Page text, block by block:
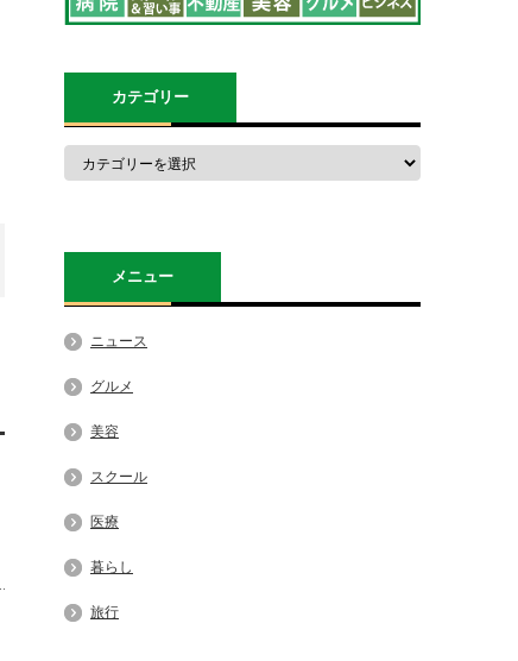
カテゴリー
メニュー
ニュース
グルメ
美容
スクール
医療
暮らし
旅行